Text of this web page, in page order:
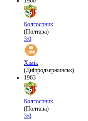
Колгоспник
(Полтава)
3:0
Хімік
(Дніпродзержинськ)
1963
Колгоспник
(Полтава)
3:0